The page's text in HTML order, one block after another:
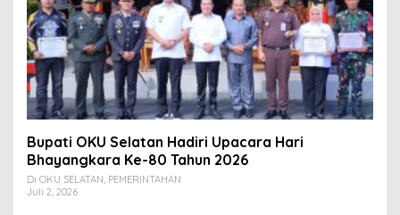
Bupati OKU Selatan Hadiri Upacara Hari
Bhayangkara Ke-80 Tahun 2026
Di OKU SELATAN, PEMERINTAHAN
Juli 2, 2026